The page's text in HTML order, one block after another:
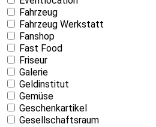
Fahrzeug
Fahrzeug Werkstatt
Fanshop
Fast Food
Friseur
Galerie
Geldinstitut
Gemüse
Geschenkartikel
Gesellschaftsraum